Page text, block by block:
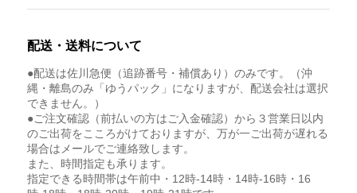
配送・送料について
●配送は佐川急便（追跡番号・補償あり）のみです。（沖
縄・離島のみ「ゆうパック」になりますが、配送会社は選択
できません。）
●ご注文確認（前払いの方はご入金確認）から３営業日以内
のご出荷をこころがけておりますが、万が一ご出荷が遅れる
場合はメールでご連絡致します。
また、時間指定も承ります。
指定できる時間帯は午前中・12時-14時・14時-16時・16